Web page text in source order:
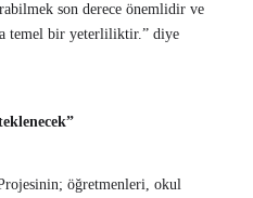
son derece önemlidir ve
temel bir yeterliliktir.” diye
öğretmenleri, okul